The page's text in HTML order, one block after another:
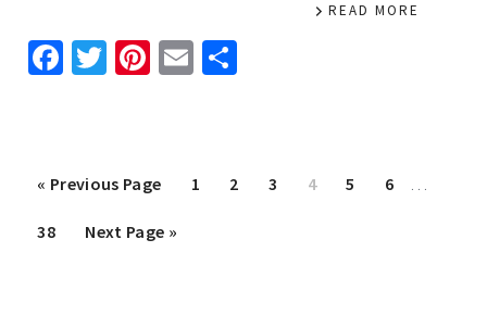
READ MORE
Facebook
Twitter
Pinterest
Email
« Go
Previous Page Page
1 Page
2 Page
3 Page
4 Page
5 Page
6 …
Page
38
Go
Next Page »